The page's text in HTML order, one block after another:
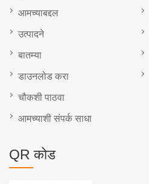
आमच्याबद्दल
उत्पादने
बातम्या
डाउनलोड करा
चौकशी पाठवा
आमच्याशी संपर्क साधा
QR कोड